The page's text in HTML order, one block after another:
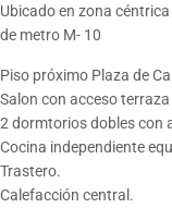
Ubicado en zona
de metro M- 10
Piso próximo Plaza de
Salon con acceso
2 dormtorios dobles con
Cocina independiente
Trastero.
Calefacción central.